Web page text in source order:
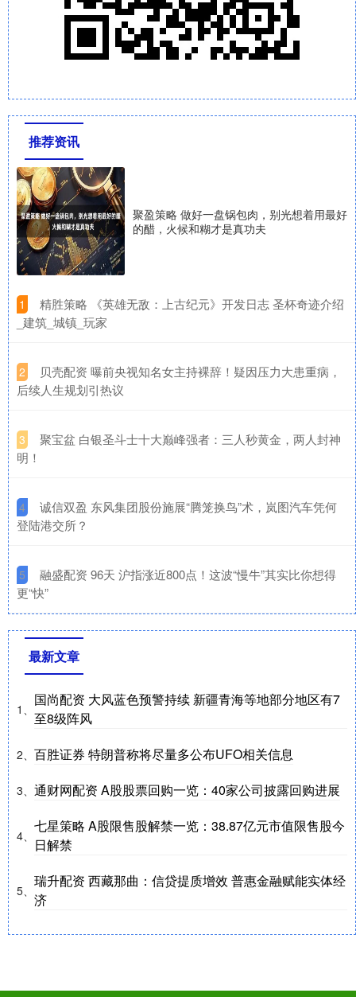
推荐资讯
聚盈策略 做好一盘锅包肉，别光想着用最好
的醋，火候和糊才是真功夫
1
​精胜策略 《英雄无敌：上古纪元》开发日志 圣杯奇迹介绍
_建筑_城镇_玩家
2
​贝壳配资 曝前央视知名女主持裸辞！疑因压力大患重病，
后续人生规划引热议
3
​聚宝盆 白银圣斗士十大巅峰强者：三人秒黄金，两人封神
明！
4
​诚信双盈 东风集团股份施展“腾笼换鸟”术，岚图汽车凭何
登陆港交所？
5
​融盛配资 96天 沪指涨近800点！这波“慢牛”其实比你想得
更“快”
最新文章
1、
国尚配资 大风蓝色预警持续 新疆青海等地部分地区有7
至8级阵风
2、 百胜证券 特朗普称将尽量多公布UFO相关信息
3、 通财网配资 A股股票回购一览：40家公司披露回购进展
4、
七星策略 A股限售股解禁一览：38.87亿元市值限售股今
日解禁
5、
瑞升配资 西藏那曲：信贷提质增效 普惠金融赋能实体经
济